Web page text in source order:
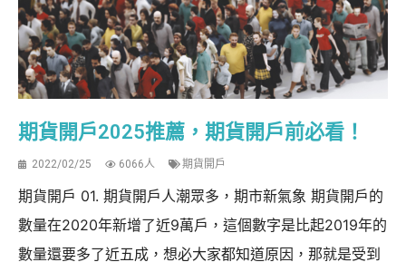
期貨開戶2025推薦，期貨開戶前必看！
2022/02/25 6066人 期貨開戶
期貨開戶 01. 期貨開戶人潮眾多，期市新氣象 期貨開戶的
數量在2020年新增了近9萬戶，這個數字是比起2019年的
數量還要多了近五成，想必大家都知道原因，那就是受到